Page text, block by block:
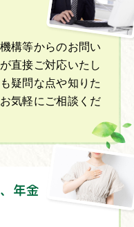
構等からのお問い
直接ご対応いたし
疑問な点や知りた
気軽にご相談くだ
年金